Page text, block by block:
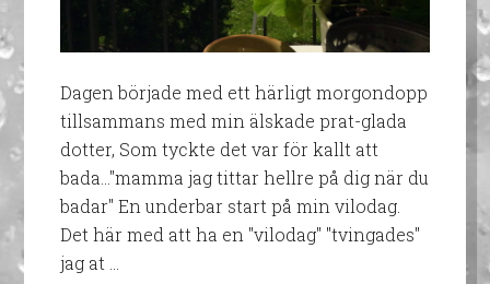
Dagen började med ett härligt morgondopp
tillsammans med min älskade prat-glada
dotter, Som tyckte det var för kallt att
bada…"mamma jag tittar hellre på dig när du
badar" En underbar start på min vilodag.
Det här med att ha en "vilodag" "tvingades"
jag at …